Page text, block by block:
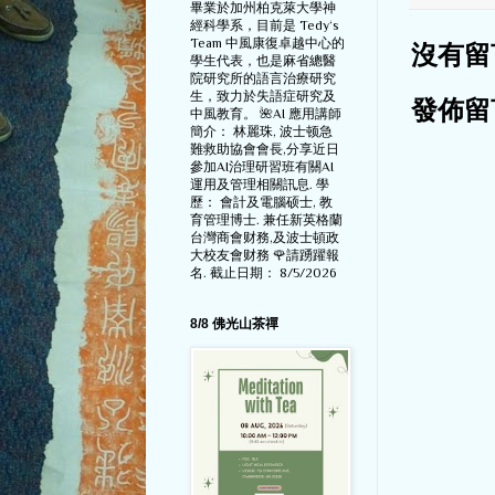
沒有
發佈
畢業於加州柏克萊大學神
經科學系，目前是 Tedy‘s
Team 中風康復卓越中心的
學生代表，也是麻省總醫
院研究所的語言治療研究
生，致力於失語症研究及
中風教育。 🌺AI 應用講師
簡介： 林麗珠, 波士顿急
難救助協會會長,分享近日
參加AI治理研習班有關AI
運用及管理相關訊息. 學
歷： 會計及電腦硕士, 教
育管理博士. 兼任新英格蘭
台灣商會财務,及波士頓政
大校友會财務 🌹請踴躍報
名. 截止日期： 8/5/2026
8/8 佛光山茶禪